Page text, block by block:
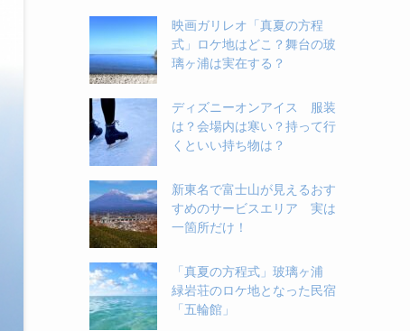
映画ガリレオ「真夏の方程
式」ロケ地はどこ？舞台の玻
璃ヶ浦は実在する？
ディズニーオンアイス 服装
は？会場内は寒い？持って行
くといい持ち物は？
新東名で富士山が見えるおす
すめのサービスエリア 実は
一箇所だけ！
「真夏の方程式」玻璃ヶ浦
緑岩荘のロケ地となった民宿
「五輪館」